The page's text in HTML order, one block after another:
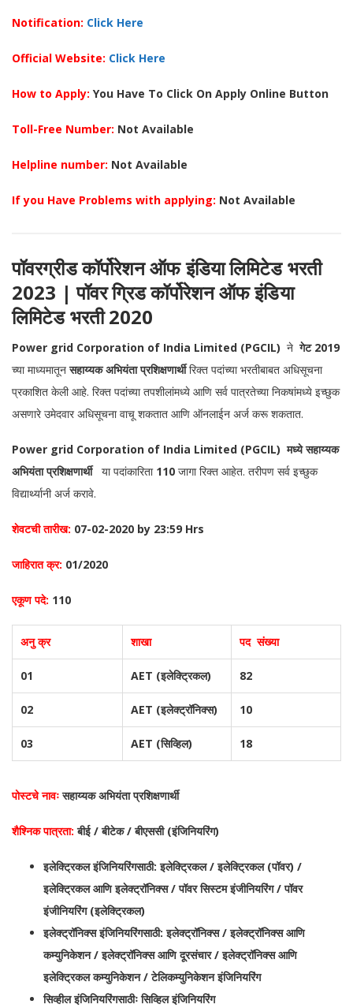
Notification: Click Here
Official Website: Click Here
How to Apply: You Have To Click On Apply Online Button
Toll-Free Number: Not Available
Helpline number: Not Available
If you Have Problems with applying: Not Available
पॉवरग्रीड कॉर्पोरेशन ऑफ इंडिया लिमिटेड भरती
2023 | पॉवर ग्रिड कॉर्पोरेशन ऑफ इंडिया
लिमिटेड भरती 2020
Power grid Corporation of India Limited (PGCIL) नेगेट 2019
च्या माध्यमातूनसहाय्यक अभियंता प्रशिक्षणार्थी रिक्त पदांच्या भरतीबाबत अधिसूचना
प्रकाशित केली आहे. रिक्त पदांच्या तपशीलांमध्ये आणि सर्व पात्रतेच्या निकषांमध्ये इच्छुक
असणारे उमेदवार अधिसूचना वाचू शकतात आणि ऑनलाईन अर्ज करू शकतात.
Power grid Corporation of India Limited (PGCIL) मध्येसहाय्यक
अभियंता प्रशिक्षणार्थी या पदांकारिता110 जागा रिक्त आहेत. तरीपण सर्व इच्छुक
विद्यार्थ्यानी अर्ज करावे.
शेवटची तारीख: 07-02-2020 by 23:59 Hrs
जाहिरात क्र: 01/2020
एकूण पदे: 110
अनु क्र शाखा पद संख्या
01 AET (इलेक्ट्रिकल) 82
02 AET (इलेक्ट्रॉनिक्स) 10
03 AET (सिव्हिल) 18
पोस्टचे नावःसहाय्यक अभियंता प्रशिक्षणार्थी
शैश्निक पात्रता:बीई / बीटेक / बीएससी (इंजिनियरिंग)
इलेक्ट्रिकल इंजिनियरिंगसाठी: इलेक्ट्रिकल / इलेक्ट्रिकल (पॉवर) /
इलेक्ट्रिकल आणि इलेक्ट्रॉनिक्स / पॉवर सिस्टम इंजीनियरिंग / पॉवर
इंजीनियरिंग (इलेक्ट्रिकल)
इलेक्ट्रॉनिक्स इंजिनियरिंगसाठी: इलेक्ट्रॉनिक्स / इलेक्ट्रॉनिक्स आणि
कम्युनिकेशन / इलेक्ट्रॉनिक्स आणि दूरसंचार / इलेक्ट्रॉनिक्स आणि
इलेक्ट्रिकल कम्युनिकेशन / टेलिकम्युनिकेशन इंजिनियरिंग
सिव्हील इंजिनियरिंगसाठीः सिव्हिल इंजिनियरिंग